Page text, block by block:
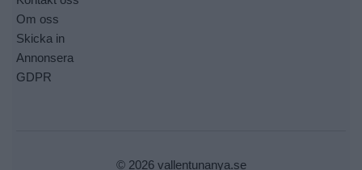
Om oss
Skicka in
Annonsera
GDPR
© 2026 vallentunanya.se